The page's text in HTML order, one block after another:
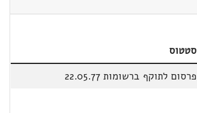
סטטוס
פרסום לתוקף ברשומות 22.05.77